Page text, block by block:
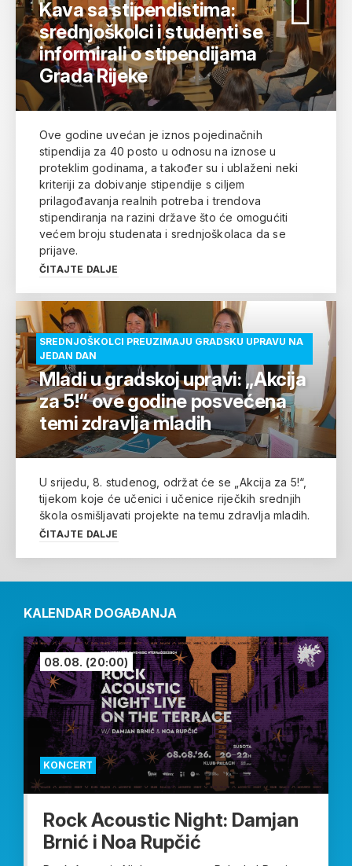
Kava sa stipendistima:
srednjoškolci i studenti se
informirali o stipendijama
Grada Rijeke
Ove godine uvećan je iznos pojedinačnih
stipendija za 40 posto u odnosu na iznose u
proteklim godinama, a također su i ublaženi neki
kriteriji za dobivanje stipendije s ciljem
prilagođavanja realnih potreba i trendova
stipendiranja na razini države što će omogućiti
većem broju studenata i srednjoškolaca da se
prijave.
ČITAJTE DALJE
SREDNJOŠKOLCI PREUZIMAJU GRADSKU UPRAVU NA
JEDAN DAN
Mladi u gradskoj upravi: „Akcija
za 5!“ ove godine posvećena
temi zdravlja mladih
U srijedu, 8. studenog, održat će se „Akcija za 5!“,
tijekom koje će učenici i učenice riječkih srednjih
škola osmišljavati projekte na temu zdravlja mladih.
ČITAJTE DALJE
KALENDAR DOGAĐANJA
KONCERT
08.08. (20:00)
Rock Acoustic Night: Damjan
Brnić i Noa Rupčić